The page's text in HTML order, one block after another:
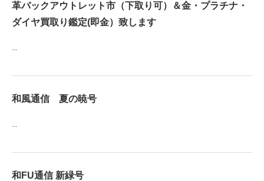
革バックアウトレット市（下取り可）＆金・プラチナ・
ダイヤ買取り鑑定(即金）致します
...
和風通信 夏の暁号
...
和FU通信 新緑号